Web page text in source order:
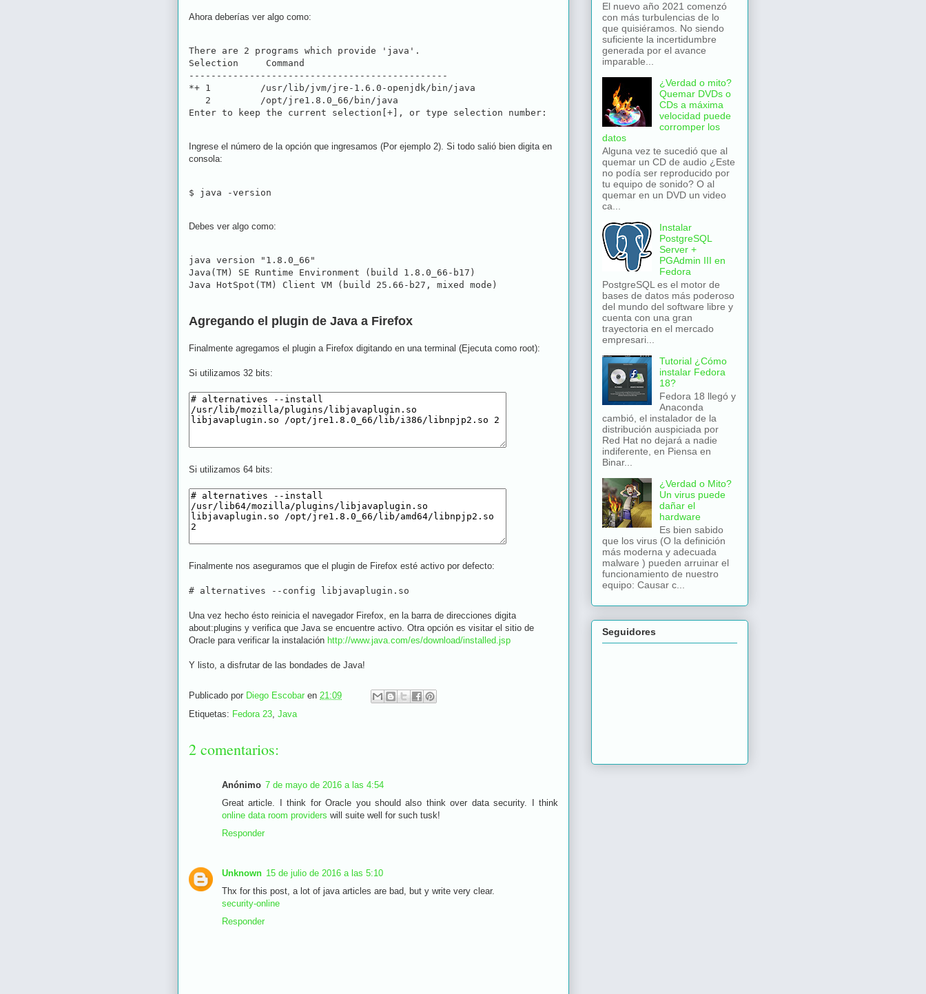
Ahora deberías ver algo como:
There are 2 programs which provide 'java'.
Selection     Command
-----------------------------------------------
*+ 1         /usr/lib/jvm/jre-1.6.0-openjdk/bin/java
   2         /opt/jre1.8.0_66/bin/java
Ingrese el número de la opción que ingresamos (Por ejemplo 2). Si todo salió bien digita en
consola:
$ java -version
Debes ver algo como:
java version "1.8.0_66"
Java(TM) SE Runtime Environment (build 1.8.0_66-b17)
Agregando el plugin de Java a Firefox
Finalmente agregamos el plugin a Firefox digitando en una terminal (Ejecuta como root):
Si utilizamos 32 bits:
Si utilizamos 64 bits:
Finalmente nos aseguramos que el plugin de Firefox esté activo por defecto:
# alternatives --config libjavaplugin.so
Una vez hecho ésto reinicia el navegador Firefox, en la barra de direcciones digita
about:plugins y verifica que Java se encuentre activo. Otra opción es visitar el sitio de
Oracle para verificar la instalación http://www.java.com/es/download/installed.jsp
Y listo, a disfrutar de las bondades de Java!
Publicado por Diego Escobar en 21:09
Etiquetas: Fedora 23, Java
2 comentarios:
Anónimo 7 de mayo de 2016 a las 4:54
Great article. I think for Oracle you should also think over data security. I think
online data room providers will suite well for such tusk!
Responder
Unknown 15 de julio de 2016 a las 5:10
Thx for this post, a lot of java articles are bad, but y write very clear.
security-online
Responder
El nuevo año 2021 comenzó
con más turbulencias de lo
que quisiéramos. No siendo
suficiente la incertidumbre
generada por el avance
imparable...
¿Verdad o mito?
Quemar DVDs o
CDs a máxima
velocidad puede
corromper los
datos
Alguna vez te sucedió que al
quemar un CD de audio ¿Este
no podía ser reproducido por
tu equipo de sonido? O al
quemar en un DVD un video
ca...
Instalar
PostgreSQL
Server +
PGAdmin III en
Fedora
PostgreSQL es el motor de
bases de datos más poderoso
del mundo del software libre y
cuenta con una gran
trayectoria en el mercado
empresari...
Tutorial ¿Cómo
instalar Fedora
18?
Fedora 18 llegó y
Anaconda
cambió, el instalador de la
distribución auspiciada por
Red Hat no dejará a nadie
indiferente, en Piensa en
Binar...
¿Verdad o Mito?
Un virus puede
dañar el
hardware
Es bien sabido
que los virus (O la definición
más moderna y adecuada
malware ) pueden arruinar el
funcionamiento de nuestro
equipo: Causar c...
Seguidores